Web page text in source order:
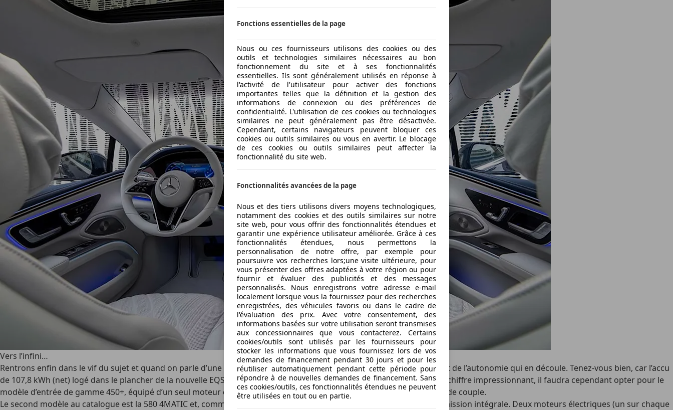
Vers l’infini…
Rentrons enfin dans le vif du sujet et quand on parle d’une voiture électrique, il s’agit bien évidemment de la batterie et de l’autonomie qui en découle. Tenez-vous bien, car l’accu
de 107,8 kWh (net) logé dans le plancher de la nouvelle EQS lui confère une autonomie de…780 km ! Pour atteindre ce chiffre impressionnant, il faudra cependant opter pour le
modèle d’entrée de gamme 450+, équipé d’un seul moteur électrique sur le train arrière de 245 kW (333 ch) et 568 Nm de couple.
Le second modèle au catalogue est la 580 4MATIC et, comme son nom de code l’indique, il s’agit d’une version à transmission intégrale. Deux moteurs électriques (un sur chaque
Fonctions essentielles de la page
Nous ou ces fournisseurs utilisons des cookies ou des
outils et technologies similaires nécessaires au bon
fonctionnement du site et à ses fonctionnalités
essentielles. Ils sont généralement utilisés en réponse à
l'activité de l'utilisateur pour activer des fonctions
importantes telles que la définition et la gestion des
informations de connexion ou des préférences de
confidentialité. L'utilisation de ces cookies ou technologies
similaires ne peut généralement pas être désactivée.
Cependant, certains navigateurs peuvent bloquer ces
cookies ou outils similaires ou vous en avertir. Le blocage
de ces cookies ou outils similaires peut affecter la
fonctionnalité du site web.
Fonctionnalités avancées de la page
Nous et des tiers utilisons divers moyens technologiques,
notamment des cookies et des outils similaires sur notre
site web, pour vous offrir des fonctionnalités étendues et
garantir une expérience utilisateur améliorée. Grâce à ces
fonctionnalités étendues, nous permettons la
personnalisation de notre offre, par exemple pour
poursuivre vos recherches lors;une visite ultérieure, pour
vous présenter des offres adaptées à votre région ou pour
fournir et évaluer des publicités et des messages
personnalisés. Nous enregistrons votre adresse e-mail
localement lorsque vous la fournissez pour des recherches
enregistrées, des véhicules favoris ou dans le cadre de
l'évaluation des prix. Avec votre consentement, des
informations basées sur votre utilisation seront transmises
aux concessionnaires que vous contacterez. Certains
cookies/outils sont utilisés par les fournisseurs pour
stocker les informations que vous fournissez lors de vos
demandes de financement pendant 30 jours et pour les
réutiliser automatiquement pendant cette période pour
répondre à de nouvelles demandes de financement. Sans
ces cookies/outils, ces fonctionnalités étendues ne peuvent
être utilisées en tout ou en partie.